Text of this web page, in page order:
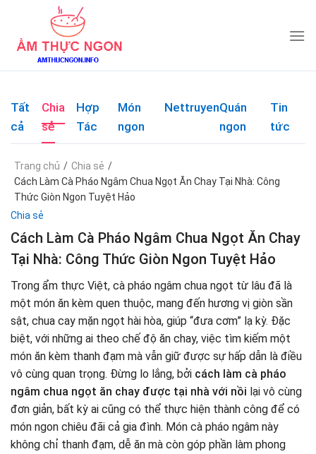
content
Tất
cả
Chia
sẻ
Hợp
Tác
Món
ngon
NettruyenQuán
ngon
Tin
tức
Trang chủ / Chia sẻ /
Cách Làm Cà Pháo Ngâm Chua Ngọt Ăn Chay Tại Nhà: Công
Thức Giòn Ngon Tuyệt Hảo
Chia sẻ
Cách Làm Cà Pháo Ngâm Chua Ngọt Ăn Chay
Tại Nhà: Công Thức Giòn Ngon Tuyệt Hảo
Trong ẩm thực Việt, cà pháo ngâm chua ngọt từ lâu đã là
một món ăn kèm quen thuộc, mang đến hương vị giòn sần
sật, chua cay mặn ngọt hài hòa, giúp “đưa cơm” lạ kỳ. Đặc
biệt, với những ai theo chế độ ăn chay, việc tìm kiếm một
món ăn kèm thanh đạm mà vẫn giữ được sự hấp dẫn là điều
vô cùng quan trọng. Đừng lo lắng, bởi cách làm cà pháo
ngâm chua ngọt ăn chay được tại nhà với nồi lại vô cùng
đơn giản, bất kỳ ai cũng có thể thực hiện thành công để có
món ngon chiêu đãi cả gia đình. Món cà pháo ngâm này
không chỉ thanh đạm, dễ ăn mà còn góp phần làm phong